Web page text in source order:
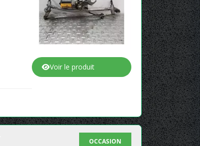
Voir le produit
OCCASION